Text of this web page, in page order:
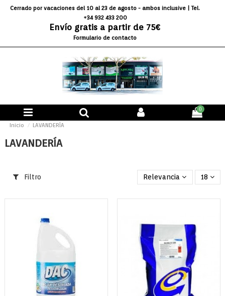
Cerrado por vacaciones del 10 al 23 de agosto - ambos inclusive | Tel.
+34 932 433 200
Envío gratis a partir de 75€
Formulario de contacto
0
Inicio LAVANDERÍA
LAVANDERÍA
Filtro Relevancia 18